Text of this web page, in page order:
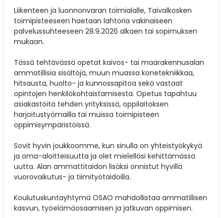
Liikenteen ja luonnonvaran toimialalle, Taivalkosken
toimipisteeseen haetaan lahtoria vakinaiseen
palvelussuhteeseen 28.9.2026 alkaen tai sopimuksen
mukaan.
Tässä tehtävässä opetat kaivos- tai maarakennusalan
ammatillisia sisältöjä, muun muassa konetekniikkaa,
hitsausta, huolto- ja kunnossapitoa sekä vastaat
opintojen henkilökohtaistamisesta. Opetus tapahtuu
asiakastöitä tehden yrityksissä, oppilaitoksen
harjoitustyömailla tai muissa toimipisteen
oppimisympäristöissä.
Sovit hyvin joukkoomme, kun sinulla on yhteistyökykyä
ja oma-aloitteisuutta ja olet mielelläsi kehittämässä
uutta. Alan ammattitaidon lisäksi onnistut hyvillä
vuorovaikutus- ja tiimityötaidoilla.
Koulutuskuntayhtymä OSAO mahdollistaa ammatillisen
kasvun, työelämäosaamisen ja jatkuvan oppimisen.